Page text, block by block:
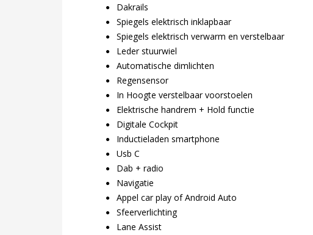
Dakrails
Spiegels elektrisch inklapbaar
Spiegels elektrisch verwarm en verstelbaar
Leder stuurwiel
Automatische dimlichten
Regensensor
In Hoogte verstelbaar voorstoelen
Elektrische handrem + Hold functie
Digitale Cockpit
Inductieladen smartphone
Usb C
Dab + radio
Navigatie
Appel car play of Android Auto
Sfeerverlichting
Lane Assist